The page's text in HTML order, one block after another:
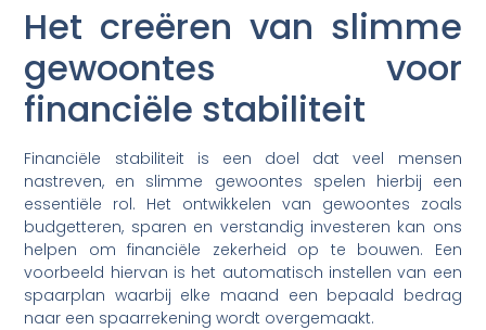
Het creëren van slimme
gewoontes voor
financiële stabiliteit
Financiële stabiliteit is een doel dat veel mensen
nastreven, en slimme gewoontes spelen hierbij een
essentiële rol. Het ontwikkelen van gewoontes zoals
budgetteren, sparen en verstandig investeren kan ons
helpen om financiële zekerheid op te bouwen. Een
voorbeeld hiervan is het automatisch instellen van een
spaarplan waarbij elke maand een bepaald bedrag
naar een spaarrekening wordt overgemaakt.